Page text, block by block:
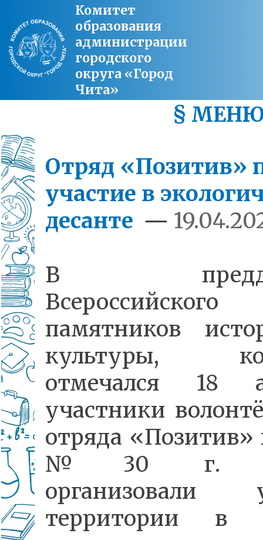
Комитет
образования
администрации
городского
округа «Город
Чита»
§
Отряд «Позитив»
участие в
десанте —
В
памятников
культуры,
отмечался 18
участники
отряда
№30 г.
организовали
территории в